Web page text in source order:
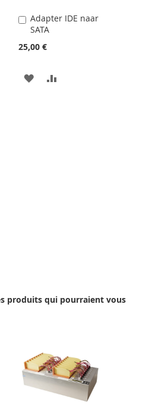
Adapter IDE naar
SATA
25,00 €
Ajouter
au
panier
AJOUTER
produits qui pourraient vous